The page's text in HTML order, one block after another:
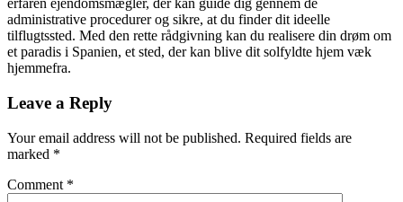
erfaren ejendomsmægler, der kan guide dig gennem de
administrative procedurer og sikre, at du finder dit ideelle
tilflugtssted. Med den rette rådgivning kan du realisere din drøm om
et paradis i Spanien, et sted, der kan blive dit solfyldte hjem væk
hjemmefra.
Leave a Reply
Your email address will not be published. Required fields are
marked *
Comment *